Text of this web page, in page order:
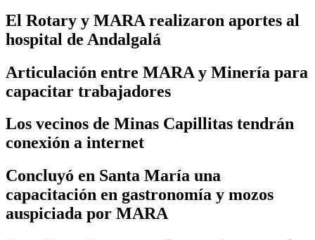
El Rotary y MARA realizaron aportes al
hospital de Andalgalá
Articulación entre MARA y Minería para
capacitar trabajadores
Los vecinos de Minas Capillitas tendrán
conexión a internet
Concluyó en Santa María una
capacitación en gastronomía y mozos
auspiciada por MARA